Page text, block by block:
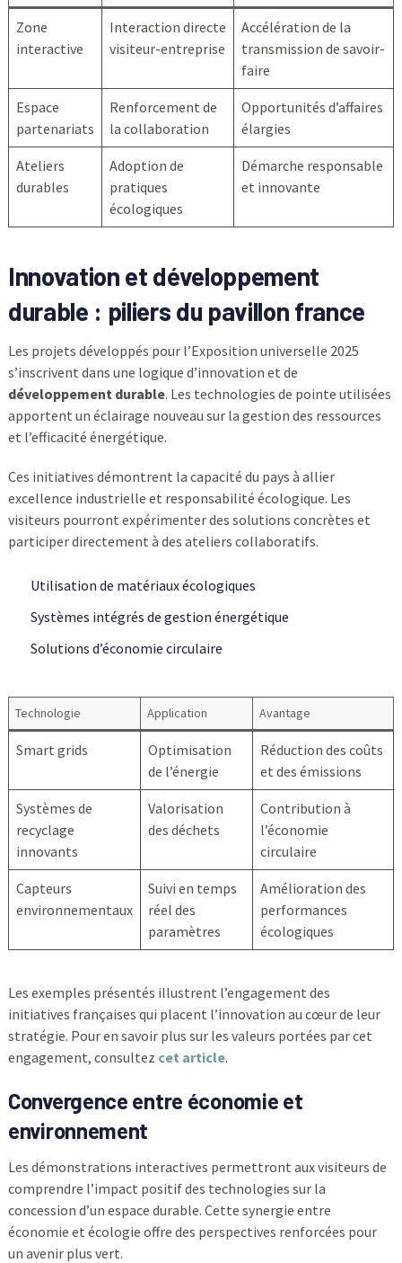
Zone
interactive
Interaction directe
visiteur-entreprise
Accélération de la
transmission de savoir-
faire
Espace
partenariats
Renforcement de
la collaboration
Opportunités d’affaires
élargies
Ateliers
durables
Adoption de
pratiques
écologiques
Démarche responsable
et innovante
Innovation et développement
durable : piliers du pavillon france
Les projets développés pour l’Exposition universelle 2025
s’inscrivent dans une logique d’innovation et de
développement durable. Les technologies de pointe utilisées
apportent un éclairage nouveau sur la gestion des ressources
et l’efficacité énergétique.
Ces initiatives démontrent la capacité du pays à allier
excellence industrielle et responsabilité écologique. Les
visiteurs pourront expérimenter des solutions concrètes et
participer directement à des ateliers collaboratifs.
Utilisation de matériaux écologiques
Systèmes intégrés de gestion énergétique
Solutions d’économie circulaire
Technologie Application Avantage
Smart grids
Optimisation
de l’énergie
Réduction des coûts
et des émissions
Systèmes de
recyclage
innovants
Valorisation
des déchets
Contribution à
l’économie
circulaire
Capteurs
environnementaux
Suivi en temps
réel des
paramètres
Amélioration des
performances
écologiques
Les exemples présentés illustrent l’engagement des
initiatives françaises qui placent l’innovation au cœur de leur
stratégie. Pour en savoir plus sur les valeurs portées par cet
engagement, consultez cet article.
Convergence entre économie et
environnement
Les démonstrations interactives permettront aux visiteurs de
comprendre l’impact positif des technologies sur la
concession d’un espace durable. Cette synergie entre
économie et écologie offre des perspectives renforcées pour
un avenir plus vert.